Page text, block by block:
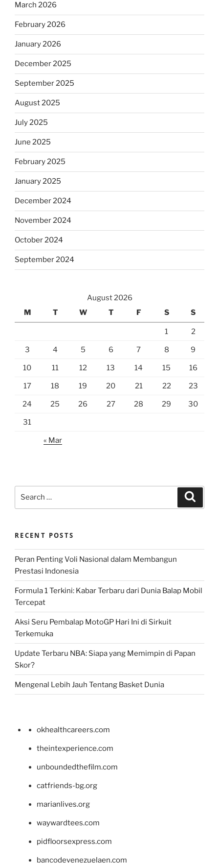
March 2026
February 2026
January 2026
December 2025
September 2025
August 2025
July 2025
June 2025
February 2025
January 2025
December 2024
November 2024
October 2024
September 2024
August 2026
M
T W T F S S
1 2
3 4 5 6 7 8 9
10 11 12 13 14 15 16
17 18 19 20 21 22 23
24 25 26 27 28 29 30
31
« Mar
RECENT POSTS
Peran Penting Voli Nasional dalam Membangun
Prestasi Indonesia
Formula 1 Terkini: Kabar Terbaru dari Dunia Balap Mobil
Tercepat
Aksi Seru Pembalap MotoGP Hari Ini di Sirkuit
Terkemuka
Update Terbaru NBA: Siapa yang Memimpin di Papan
Skor?
Mengenal Lebih Jauh Tentang Basket Dunia
okhealthcareers.com
theintexperience.com
unboundedthefilm.com
catfriends-bg.org
marianlives.org
waywardtees.com
pidfloorsexpress.com
bancodevenezuelaen.com